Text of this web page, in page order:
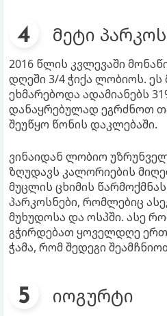
მეტი
2016 წლის კვლევაში
დღეში 3/4 ჭიქა ლობიოს. ეს
ეხმარებოდა ადამიანებს
დანაყრებულად ეგრძნოთ
შეუწყო წონის დაკლებაში.
ვინაიდან ლობიო
ზღუდავს კალორიების
მუცლის ცხიმის
პარკოსნები, რომლებიც
მუხუდოსა და ოსპში. ასე
გჭირდებათ ყოველდღე
ჭამა, რომ შედეგი
იოგურტი